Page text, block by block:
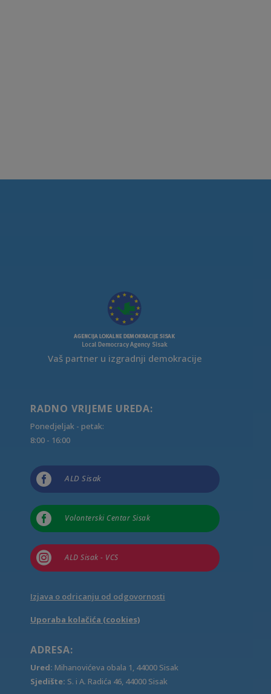
Vaš partner u izgradnji demokracije
RADNO VRIJEME UREDA:
Ponedjeljak - petak:
8:00 - 16:00
 ALD Sisak
 Volonterski Centar Sisak
 ALD Sisak - VCS
Izjava o odricanju od odgovornosti
Uporaba kolačića (cookies)
ADRESA:
Ured: Mihanovićeva obala 1, 44000 Sisak
Sjedište: S. i A. Radića 46, 44000 Sisak